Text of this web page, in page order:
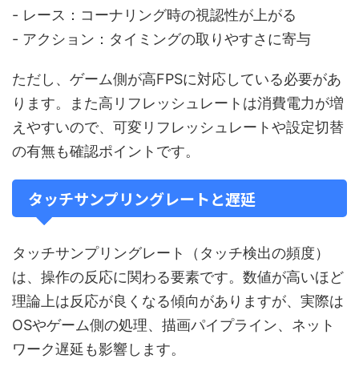
- レース：コーナリング時の視認性が上がる
- アクション：タイミングの取りやすさに寄与
ただし、ゲーム側が高FPSに対応している必要があ
ります。また高リフレッシュレートは消費電力が増
えやすいので、可変リフレッシュレートや設定切替
の有無も確認ポイントです。
タッチサンプリングレートと遅延
タッチサンプリングレート（タッチ検出の頻度）
は、操作の反応に関わる要素です。数値が高いほど
理論上は反応が良くなる傾向がありますが、実際は
OSやゲーム側の処理、描画パイプライン、ネット
ワーク遅延も影響します。